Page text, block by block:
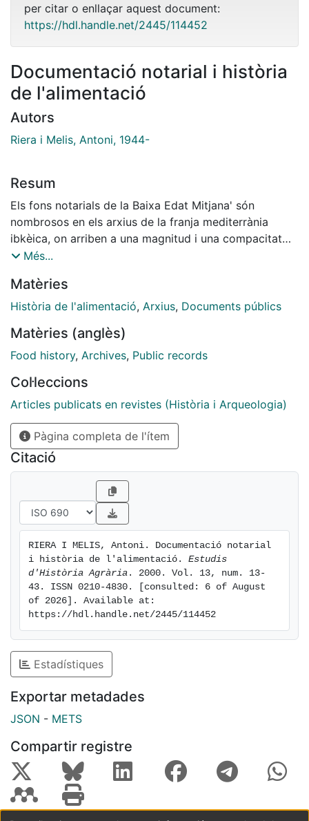
per citar o enllaçar aquest document:
https://hdl.handle.net/2445/114452
Documentació notarial i història
de l'alimentació
Autors
Riera i Melis, Antoni, 1944-
Resum
Els fons notarials de la Baixa Edat Mitjana' són
nombrosos en els arxius de la franja mediterrània
ibkèica, on arriben a una magnitud i una compacitat
cronològica impensables, sense comparació amb la
que presenten algunes àrees de la Itàlia septentrional.
Els catalans, mallorquins i valencians conferiren, des
acudiren amb freqüència al notari, tant per legitimar
transaccions immobiliàries d'alta quantia com per
Més...
Matèries
Història de l'alimentació, Arxius, Documents públics
Matèries (anglès)
Food history, Archives, Public records
Col·leccions
Articles publicats en revistes (Història i Arqueologia)
Pàgina completa de l'ítem
Citació
RIERA I MELIS, Antoni. Documentació notarial
i història de l'alimentació. Estudis
d'Història Agrària . 2000. Vol. 13, num. 13-
43. ISSN 0210-4830. [consulted: 6 of August
of 2026]. Available at:
https://hdl.handle.net/2445/114452
Estadístiques
Exportar metadades
JSON - METS
Compartir registre